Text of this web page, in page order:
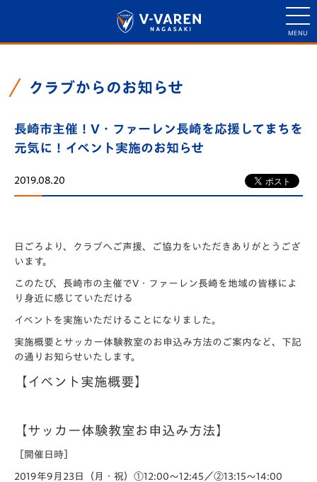
クラブからのお知らせ
長崎市主催！V・ファーレン長崎を応援してまちを
元気に！イベント実施のお知らせ
2019.08.20
日ごろより、クラブへご声援、ご協力をいただきありがとうござ
います。
このたび、長崎市の主催でV・ファーレン長崎を地域の皆様によ
り身近に感じていただける
イベントを実施いただけることになりました。
実施概要とサッカー体験教室のお申込み方法のご案内など、下記
の通りお知らせいたします。
【イベント実施概要】
【サッカー体験教室お申込み方法】
［開催日時］
2019年9月23日（月・祝）①12:00～12:45／②13:15～14:00